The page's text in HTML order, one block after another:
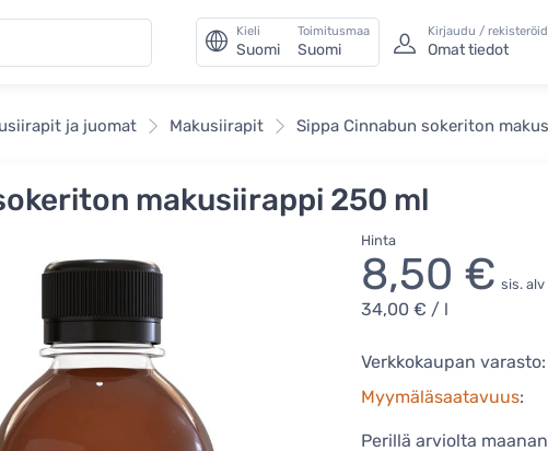
Kieli
Suomi
Toimitusmaa
Suomi
Kirjaudu /
Omat tiedot
ja juomat Makusiirapit Sippa Cinnabun sokeriton
makusiirappi 250 ml
Hinta
8,50 € sis. alv
34,00 € / l
Verkkokaupan varasto:
Myymäläsaatavuus:
Perillä arviolta